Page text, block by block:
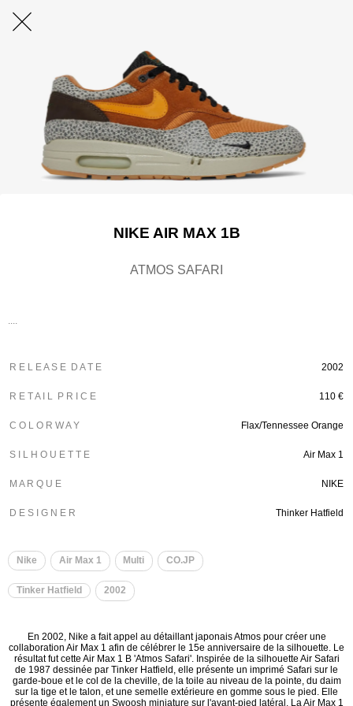
NIKE AIR MAX 1B
ATMOS SAFARI
R E L E A S E D A T E 2002
R E T A I L P R I C E 110 €
C O L O R W A Y Flax/Tennessee Orange
S I L H O U E T T E Air Max 1
M A R Q U E NIKE
D E S I G N E R Thinker Hatfield
Nike Air Max 1 Multi CO.JP
Tinker Hatfield 2002
En 2002, Nike a fait appel au détaillant japonais Atmos pour créer une
collaboration Air Max 1 afin de célébrer le 15e anniversaire de la silhouette. Le
résultat fut cette Air Max 1 B 'Atmos Safari'. Inspirée de la silhouette Air Safari
de 1987 dessinée par Tinker Hatfield, elle présente un imprimé Safari sur le
garde-boue et le col de la cheville, de la toile au niveau de la pointe, du daim
sur la tige et le talon, et une semelle extérieure en gomme sous le pied. Elle
présente également un Swoosh miniature sur l'avant-pied latéral. La Air Max 1